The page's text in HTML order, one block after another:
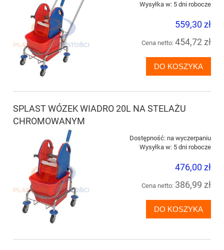
Wysyłka w: 5 dni robocze
559,30 zł
Cena netto: 454,72 zł
DO KOSZYKA
SPLAST WÓZEK WIADRO 20L NA STELAŻU
CHROMOWANYM
Dostępność: na wyczerpaniu
Wysyłka w: 5 dni robocze
476,00 zł
Cena netto: 386,99 zł
DO KOSZYKA